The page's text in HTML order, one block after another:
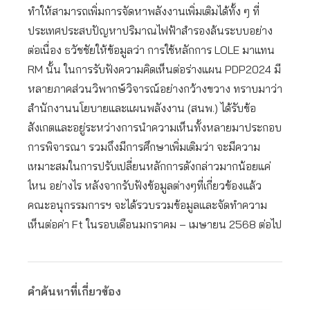
ทำให้สามารถเพิ่มการจัดหาพลังงานเพิ่มเติมได้ทั้ง ๆ ที่
ประเทศประสบปัญหาปริมาณไฟฟ้าสำรองล้นระบบอย่าง
ต่อเนื่อง ธวัชชัยให้ข้อมูลว่า การใช้หลักการ LOLE มาแทน
RM นั้น ในการรับฟังความคิดเห็นต่อร่างแผน PDP2024 มี
หลายภาคส่วนวิพากษ์วิจารณ์อย่างกว้างขวาง ทราบมาว่า
สำนักงานนโยบายและแผนพลังงาน (สนพ.) ได้รับข้อ
สังเกตและอยู่ระหว่างการนำความเห็นทั้งหลายมาประกอบ
การพิจารณา รวมถึงมีการศึกษาเพิ่มเติมว่า จะมีความ
เหมาะสมในการปรับเปลี่ยนหลักการดังกล่าวมากน้อยแค่
ไหน อย่างไร หลังจากรับฟังข้อมูลต่างๆที่เกี่ยวข้องแล้ว
คณะอนุกรรมการฯ จะได้รวบรวมข้อมูลและจัดทำความ
เห็นต่อค่า Ft ในรอบเดือนมกราคม – เมษายน 2568 ต่อไป
คำค้นหาที่เกี่ยวข้อง